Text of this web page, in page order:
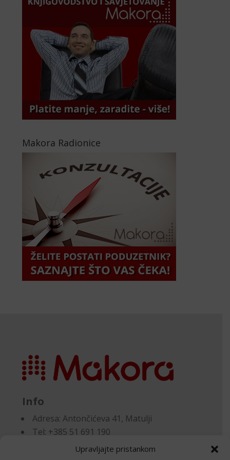
Upravljajte pristankom
Makora Radionice
Info
Adresa:Antončićeva 41, Matulji
Tel: +385 51 691 190
Email:knjigovodstvo@makora.hr